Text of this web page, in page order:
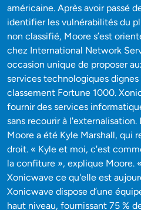
américaine. Après avoir passé
identifier les vulnérabilités du
non classifié, Moore s’est
chez International Network
occasion unique de proposer
services technologiques
classement Fortune 1000.
fournir des services
sans recourir à
Moore a été Kyle Marshall, qui
droit. « Kyle et moi, c'est
la confiture », explique Moore.
Xonicwave ce qu'elle est
Xonicwave dispose d’une
haut niveau, fournissant 75 %